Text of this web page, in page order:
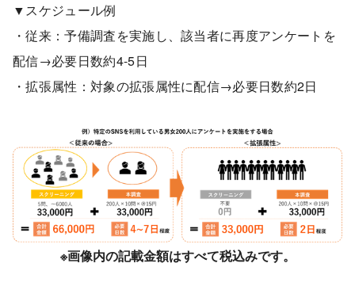
▼スケジュール例
・従来：予備調査を実施し、該当者に再度アンケートを
配信→必要日数約4-5日
・拡張属性：対象の拡張属性に配信→必要日数約2日
※画像内の記載金額はすべて税込みです。